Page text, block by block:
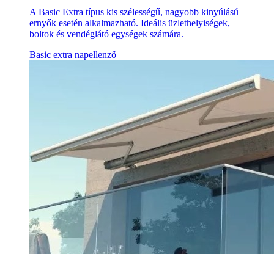
A Basic Extra típus kis szélességű, nagyobb kinyúlású
ernyők esetén alkalmazható. Ideális üzlethelyiségek,
boltok és vendéglátó egységek számára.
Basic extra napellenző